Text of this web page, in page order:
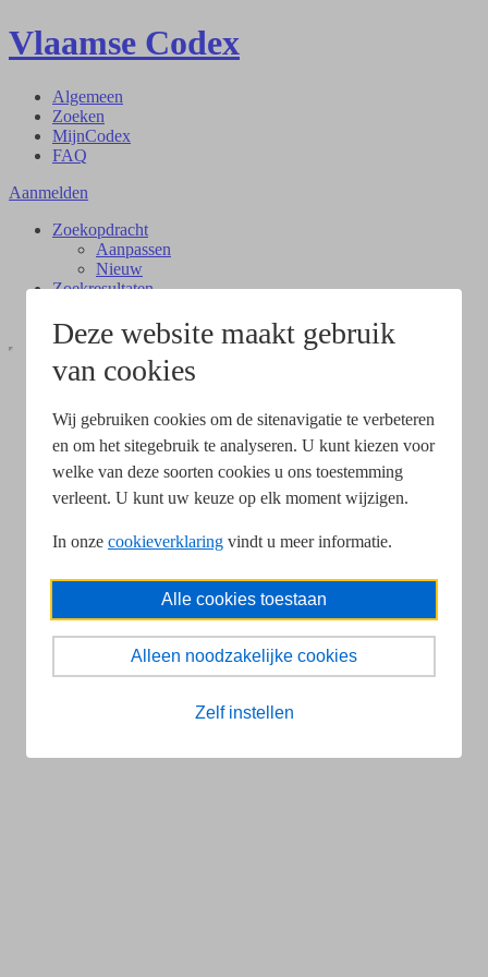
Deze website maakt gebruik
van cookies
Wij gebruiken cookies om de sitenavigatie te verbeteren
en om het sitegebruik te analyseren. U kunt kiezen voor
welke van deze soorten cookies u ons toestemming
verleent. U kunt uw keuze op elk moment wijzigen.
In onze cookieverklaring vindt u meer informatie.
Alle cookies toestaan
Alleen noodzakelijke cookies
Zelf instellen
Vlaamse Codex
Algemeen
Zoeken
MijnCodex
FAQ
Aanmelden
Zoekopdracht
Aanpassen
Nieuw
Zoekresultaten